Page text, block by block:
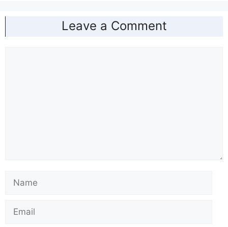
Leave a Comment
Name
Email